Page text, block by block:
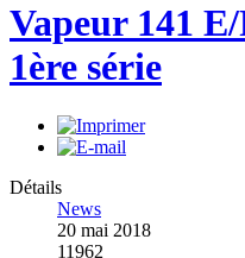
Vapeur 141
1ère série
Détails
News
20 mai 2018
11962